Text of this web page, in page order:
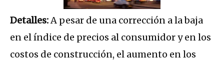
Detalles:A pesar de una corrección a la baja
en el índice de precios al consumidor y en los
costos de construcción, el aumento en los